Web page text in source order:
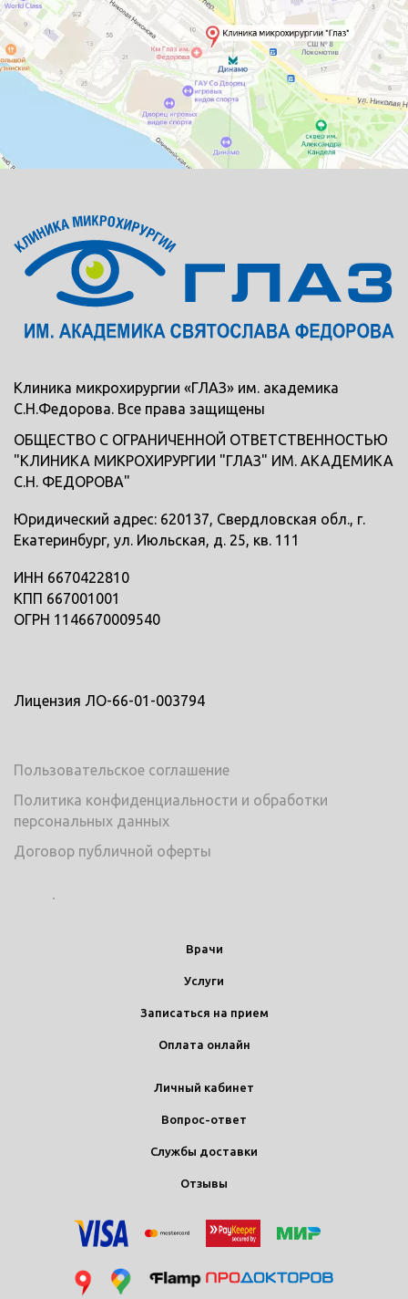
Клиника микрохирургии «ГЛАЗ» им. академика
С.Н.Федорова. Все права защищены
ОБЩЕСТВО С ОГРАНИЧЕННОЙ ОТВЕТСТВЕННОСТЬЮ
"КЛИНИКА МИКРОХИРУРГИИ "ГЛАЗ" ИМ. АКАДЕМИКА
С.Н. ФЕДОРОВА"
Юридический адрес: 620137, Свердловская обл., г.
Екатеринбург, ул. Июльская, д. 25, кв. 111
ИНН 6670422810
КПП 667001001
ОГРН 1146670009540
Лицензия ЛО-66-01-003794
Пользовательское соглашение
Политика конфиденциальности и обработки
персональных данных
Договор публичной оферты
Врачи
Услуги
Записаться на прием
Оплата онлайн
Личный кабинет
Вопрос-ответ
Службы доставки
Отзывы